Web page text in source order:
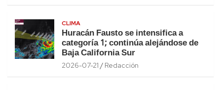
CLIMA
Huracán Fausto se intensifica a
categoría 1; continúa alejándose de
Baja California Sur
2026-07-21 Redacción